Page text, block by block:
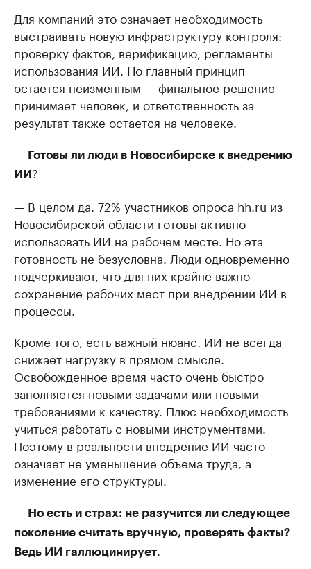
Для компаний это означает необходимость
выстраивать новую инфраструктуру контроля:
проверку фактов, верификацию, регламенты
использования ИИ. Но главный принцип
остается неизменным — финальное решение
принимает человек, и ответственность за
результат также остается на человеке.
— Готовы ли люди в Новосибирске к внедрению
ИИ?
— В целом да. 72% участников опроса hh.ru из
Новосибирской области готовы активно
использовать ИИ на рабочем месте. Но эта
готовность не безусловна. Люди одновременно
подчеркивают, что для них крайне важно
сохранение рабочих мест при внедрении ИИ в
процессы.
Кроме того, есть важный нюанс. ИИ не всегда
снижает нагрузку в прямом смысле.
Освобожденное время часто очень быстро
заполняется новыми задачами или новыми
требованиями к качеству. Плюс необходимость
учиться работать с новыми инструментами.
Поэтому в реальности внедрение ИИ часто
означает не уменьшение объема труда, а
изменение его структуры.
— Но есть и страх: не разучится ли следующее
поколение считать вручную, проверять факты?
Ведь ИИ галлюцинирует